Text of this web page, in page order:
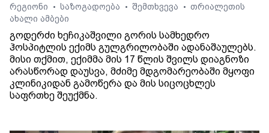
რეგიონი
• საზოგადოება • შემთხვევა • თრიალეთის
ახალი ამბები
გოდერძი ხეჩიკაშვილი გორის სამხედრო
ჰოსპიტლის ექიმს გულგრილობაში ადანაშაულებს.
მისი თქმით, ექიმმა მის 17 წლის შვილს დიაგნოზი
არასწორად დაუსვა, მძიმე მდგომარეობაში მყოფი
კლინიკიდან გამოწერა და მის სიცოცხლეს
საფრთხე შეუქმნა.